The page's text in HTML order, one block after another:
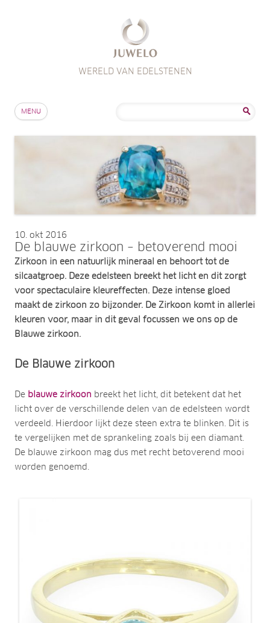
WERELD VAN EDELSTENEN
MENU
10 okt 2016
De blauwe zirkoon – betoverend mooi
Zirkoon in een natuurlijk mineraal en behoort tot de
silcaatgroep. Deze edelsteen breekt het licht en dit zorgt
voor spectaculaire kleureffecten. Deze intense gloed
maakt de zirkoon zo bijzonder. De Zirkoon komt in allerlei
kleuren voor, maar in dit geval focussen we ons op de
Blauwe zirkoon.
De Blauwe zirkoon
De blauwe zirkoon breekt het licht, dit betekent dat het
licht over de verschillende delen van de edelsteen wordt
verdeeld. Hierdoor lijkt deze steen extra te blinken. Dit is
te vergelijken met de sprankeling zoals bij een diamant.
De blauwe zirkoon mag dus met recht betoverend mooi
worden genoemd.